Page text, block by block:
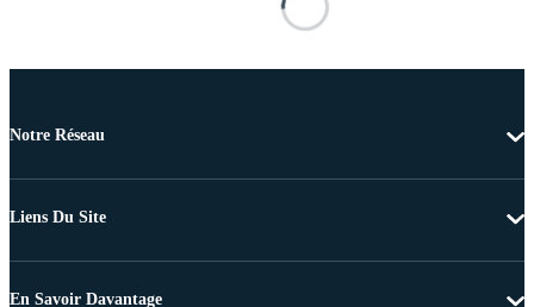
Notre Réseau
Liens Du Site
En Savoir Davantage